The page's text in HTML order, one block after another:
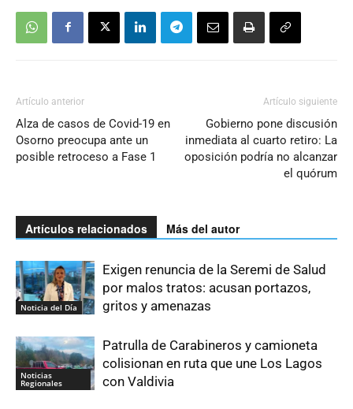
Artículo anterior
Alza de casos de Covid-19 en
Osorno preocupa ante un
posible retroceso a Fase 1
Artículo siguiente
Gobierno pone discusión
inmediata al cuarto retiro: La
oposición podría no alcanzar
el quórum
Artículos relacionados Más del autor
Noticia del Día
Exigen renuncia de la Seremi de Salud
por malos tratos: acusan portazos,
gritos y amenazas
Noticias
Regionales
Patrulla de Carabineros y camioneta
colisionan en ruta que une Los Lagos
con Valdivia